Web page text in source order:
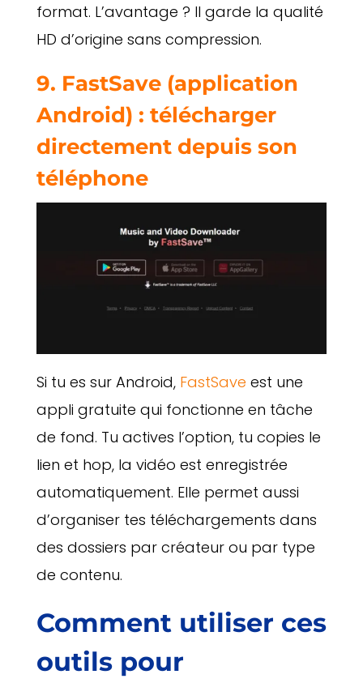
format. L’avantage ? Il garde la qualité
HD d’origine sans compression.
9. FastSave (application
Android) : télécharger
directement depuis son
téléphone
Si tu es sur Android, FastSave est une
appli gratuite qui fonctionne en tâche
de fond. Tu actives l’option, tu copies le
lien et hop, la vidéo est enregistrée
automatiquement. Elle permet aussi
d’organiser tes téléchargements dans
des dossiers par créateur ou par type
de contenu.
Comment utiliser ces
outils pour